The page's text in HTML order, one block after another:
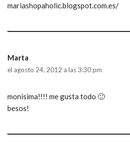
mariashopaholic.blogspot.com.es/
Marta
el agosto 24, 2012 a las 3:30 pm
monisima!!!! me gusta todo 🙂
besos!